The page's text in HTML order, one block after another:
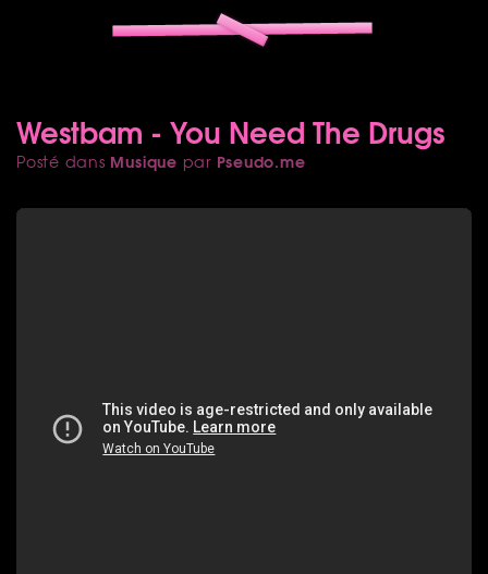
Westbam - You Need The Drugs
Posté dans Musique par Pseudo.me